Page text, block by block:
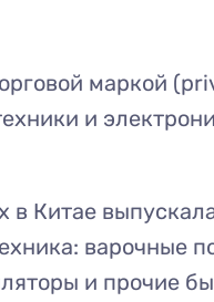
маркой
и
в Китае
варочные
и прочие